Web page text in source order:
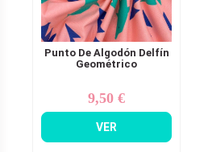
Punto De Algodón Delfín
Geométrico
Precio
9,50 €
VER